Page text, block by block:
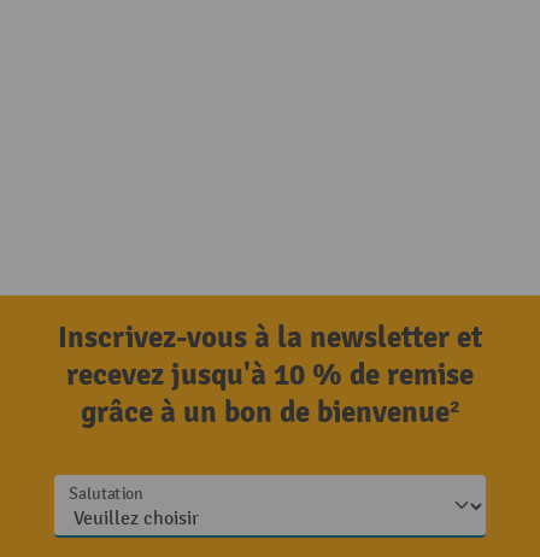
Inscrivez-vous à la newsletter et
recevez jusqu'à 10 % de remise
grâce à un bon de bienvenue²
Salutation